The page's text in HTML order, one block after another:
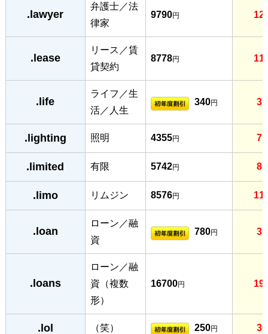
.lawyer
弁護士／法
律家
9790円
.lease
リース／賃
貸契約
8778円
.life
ライフ／生
活／人生
340円
.lighting 照明 4355円
.limited 有限 5742円
.limo リムジン 8576円
.loan
ローン／融
資
780円
.loans
ローン／融
資（複数
形）
16700円
.lol （笑） 250円